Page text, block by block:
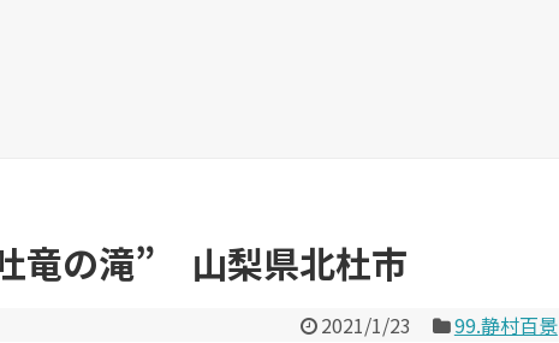
竜の滝” 山梨県北杜市
2021/1/23 99.静村百景